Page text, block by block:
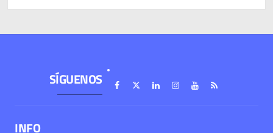
SÍGUENOS
INFO